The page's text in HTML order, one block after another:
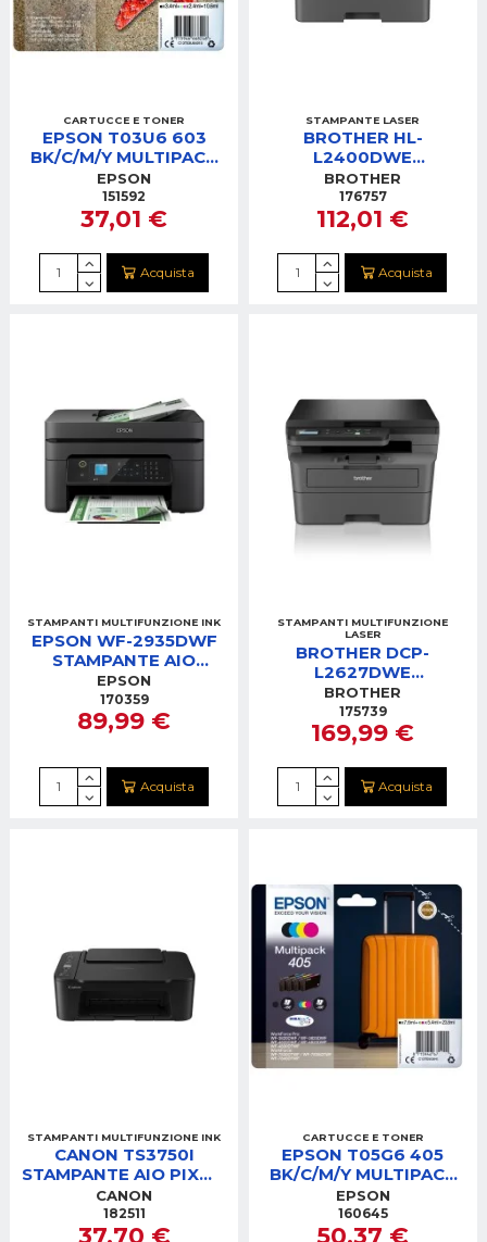
CARTUCCE E TONER
EPSON T03U6 603
BK/C/M/Y MULTIPACK
CARTUCCE
EPSON
151592
37,01 €
Acquista
STAMPANTE LASER
BROTHER HL-
L2400DWE
STAMPANTE LASER
MONOCROMATICA
WIFI A 5GHZ USB
BROTHER
176757
112,01 €
Acquista
STAMPANTI MULTIFUNZIONE INK
EPSON WF-2935DWF
STAMPANTE AIO
INKJ3IN1
WIFI/FRONTERETRO/DISPLAY
EPSON
170359
89,99 €
Acquista
STAMPANTI MULTIFUNZIONE
LASER
BROTHER DCP-
L2627DWE
STAMPANTE AIO LASER
B/N 3IN1 WIFI
BROTHER
175739
169,99 €
Acquista
STAMPANTI MULTIFUNZIONE INK
CANON TS3750I
STAMPANTE AIO PIXMA
INKJET 3IN1 WIFI
BLACK
CANON
182511
37,70 €
CARTUCCE E TONER
EPSON T05G6 405
BK/C/M/Y MULTIPACK
CARTUCCE
EPSON
160645
50,37 €